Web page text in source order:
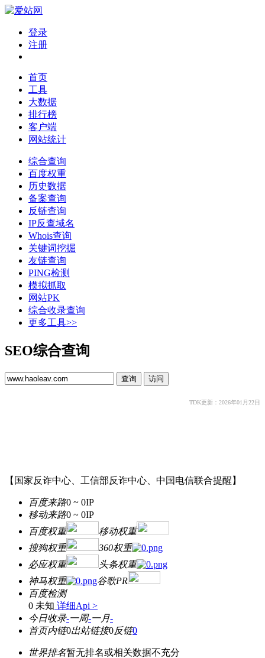
登录
注册
首页
工具
大数据
排行榜
客户端
网站统计
综合查询
百度权重
历史数据
备案查询
反链查询
IP反查域名
Whois查询
关键词挖掘
友链查询
PING检测
模拟抓取
网站PK
综合收录查询
更多工具>>
SEO综合查询
TDK更新：2026年01月22日
【国家反诈中心、工信部反诈中心、中国电信联合提醒】
百度来路0 ~ 0IP
移动来路0 ~ 0IP
百度权重
移动权重
搜狗权重
360权重
必应权重
头条权重
神马权重
谷歌PR
百度检测
0 未知 详细Api >
今日收录-一周-一月-
首页内链0出站链接0反链0
世界排名暂无排名或相关数据不充分